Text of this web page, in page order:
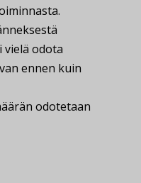
odota
ennen kuin
odotetaan